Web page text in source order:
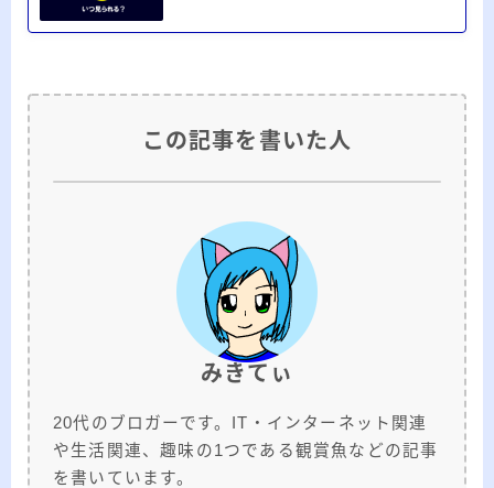
この記事を書いた人
みきてぃ
20代のブロガーです。IT・インターネット関連
や生活関連、趣味の1つである観賞魚などの記事
を書いています。